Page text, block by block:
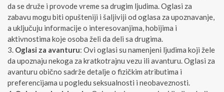
da se druže i provode vreme sa drugim ljudima. Oglasi za
zabavu mogu biti opušteniji i šaljiviji od oglasa za upoznavanje,
a uključuju informacije o interesovanjima, hobijima i
aktivnostima koje osoba želi da deli sa drugima.
Oglasi za avanturu: Ovi oglasi su namenjeni ljudima koji žele
da upoznaju nekoga za kratkotrajnu vezu ili avanturu. Oglasi za
avanturu obično sadrže detalje o fizičkim atributima i
preferencijama u pogledu seksualnosti i neobaveznosti.